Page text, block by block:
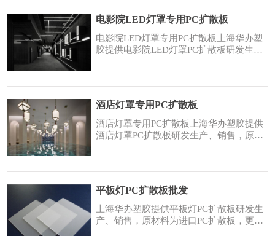
设计、加工、销售为一体的综合性高新科
技企业。品牌覆盖全国70%的区域，为国
内2万多家大中小建
电影院LED灯罩专用PC扩散板
电影院LED灯罩专用PC扩散板上海华办塑
胶提供电影院LED灯罩PC扩散板研发生
6mm。电影院LED灯罩PC扩散板：节能降
高透光率使亮度明显提升，体现为更节
能。光线均匀在保持高透光率的同时，众
城光扩散板可以实现理想的匀
酒店灯罩专用PC扩散板
酒店灯罩专用PC扩散板上海华办塑胶提供
酒店灯罩PC扩散板研发生产、销售，原材
散板：节能降耗筒灯扩散板的透光率可高
体现为更节能。光线均匀在保持高透光率
的同时，众城光扩散板可以实现理想的匀
光效果，面光源
平板灯PC扩散板批发
上海华办塑胶提供平板灯PC扩散板研发生
产、销售，原材料为进口PC扩散板，更